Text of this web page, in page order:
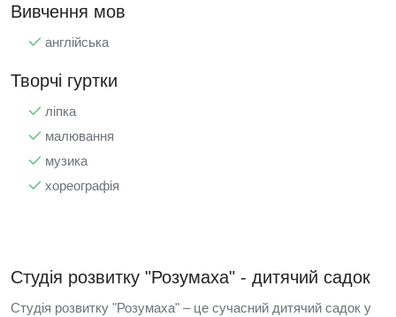
Вивчення мов
англійська
Творчі гуртки
ліпка
малювання
музика
хореографія
Студія розвитку "Розумаха" - дитячий садок
Студія розвитку "Розумаха" – це сучасний дитячий садок у